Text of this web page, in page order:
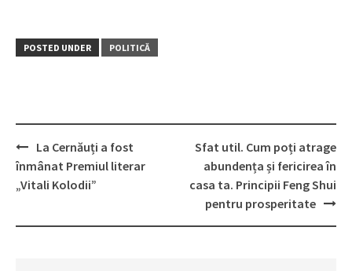
POSTED UNDER POLITICĂ
Post
navigation
La Cernăuți a fost
înmânat Premiul literar
„Vitali Kolodii”
Sfat util. Cum poți atrage
abundența și fericirea în
casa ta. Principii Feng Shui
pentru prosperitate